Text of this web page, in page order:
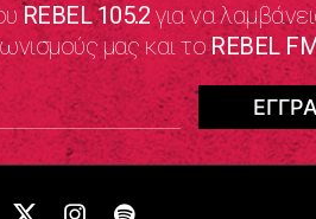
REBEL 105.2 για να
μας και τοREBEL